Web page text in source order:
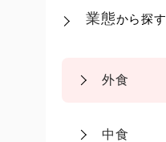
業態から探す
外食
中食